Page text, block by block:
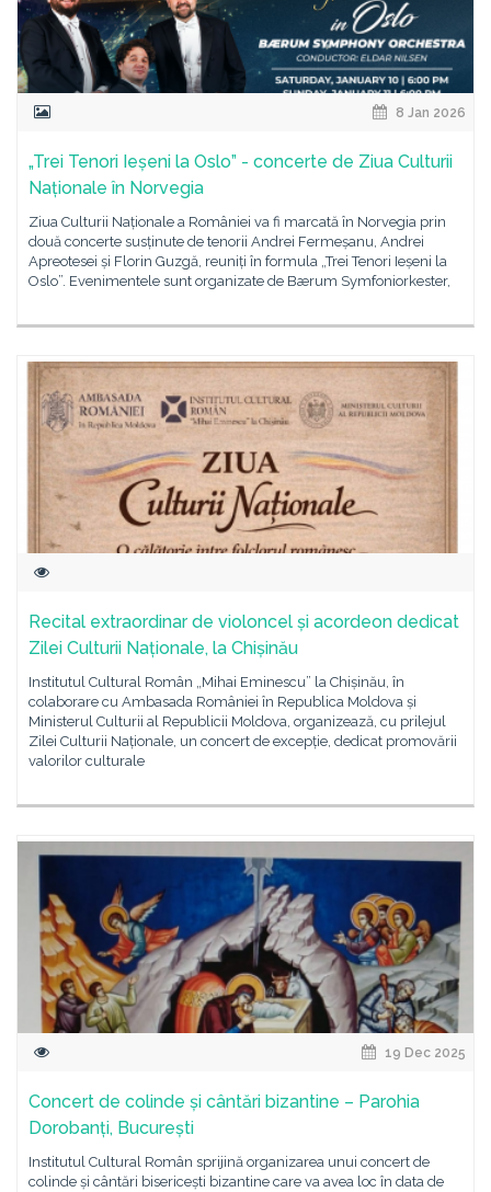
8 Jan 2026
„Trei Tenori Ieșeni la Oslo” - concerte de Ziua Culturii
Naționale în Norvegia
Ziua Culturii Naționale a României va fi marcată în Norvegia prin
două concerte susținute de tenorii Andrei Fermeșanu, Andrei
Apreotesei și Florin Guzgă, reuniți în formula „Trei Tenori Ieșeni la
Oslo”. Evenimentele sunt organizate de Bærum Symfoniorkester,
Recital extraordinar de violoncel și acordeon dedicat
Zilei Culturii Naționale, la Chișinău
Institutul Cultural Român „Mihai Eminescu” la Chișinău, în
colaborare cu Ambasada României în Republica Moldova și
Ministerul Culturii al Republicii Moldova, organizează, cu prilejul
Zilei Culturii Naționale, un concert de excepție, dedicat promovării
valorilor culturale
19 Dec 2025
Concert de colinde și cântări bizantine – Parohia
Dorobanți, București
Institutul Cultural Român sprijină organizarea unui concert de
colinde și cântări bisericești bizantine care va avea loc în data de